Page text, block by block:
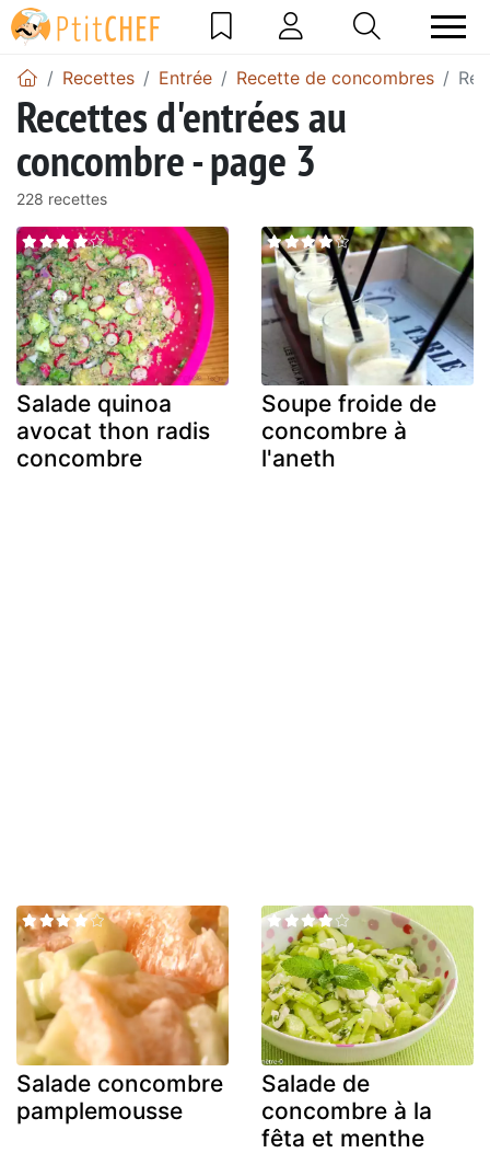
Recettes Entrée Recette de concombres
Recettes d'entrées au
concombre - page 3
228 recettes
Salade quinoa
avocat thon radis
concombre
Soupe froide de
concombre à
l'aneth
Salade concombre
pamplemousse
Salade de
concombre à la
fêta et menthe